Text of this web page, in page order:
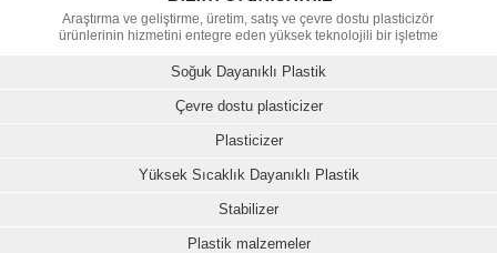
Araştırma ve geliştirme, üretim, satış ve çevre dostu plasticizör
ürünlerinin hizmetini entegre eden yüksek teknolojili bir işletme
Soğuk Dayanıklı Plastik
Çevre dostu plasticizer
Plasticizer
Yüksek Sıcaklık Dayanıklı Plastik
Stabilizer
Plastik malzemeler